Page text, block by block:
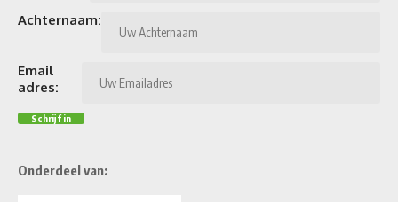
Achternaam:
Email
adres:
Onderdeel van: